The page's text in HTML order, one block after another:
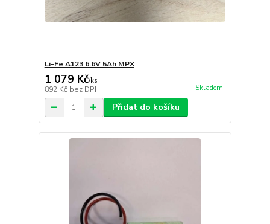
Li-Fe A123 6.6V 5Ah MPX
1 079 Kč/ks
892 Kč bez DPH Skladem
Přidat do košíku